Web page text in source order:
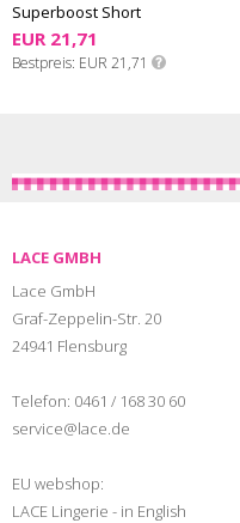
Superboost Short
EUR 21,71
Bestpreis EUR 21,71
LACE GMBH
Lace GmbH
Graf-Zeppelin-Str. 20
24941 Flensburg
Telefon: 0461 / 168 30 60
service@lace.de
EU webshop:
LACE Lingerie - in English